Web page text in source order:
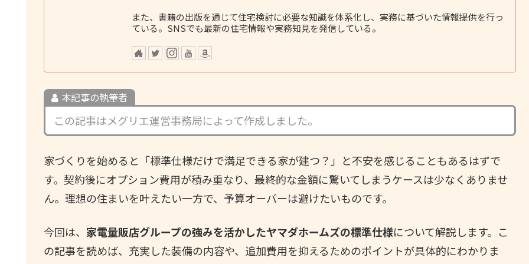
また、書籍の出版を通じて住宅検討に必要な知識を体系化し、実務に基づいた情報提供を行っ
ている。SNSでも最新の住宅情報や実務知見を発信している。
本記事の執筆者
この記事はメグリエ運営事務局によって作成しました。
家づくりを始めると「標準仕様だけで満足できる家が建つ？」と不安を感じることもあるはずで
す。契約後にオプション費用が積み重なり、最終的な金額に驚いてしまうケースは少なくありませ
ん。理想の住まいを叶えたい一方で、予算オーバーは避けたいものです。
今回は、 家電量販店グループの強みを活かしたヤマダホームズの標準仕様について解説します。こ
の記事を読めば、充実した装備の内容や、追加費用を抑えるためのポイントが具体的にわかりま